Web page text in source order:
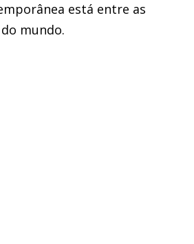
está entre as
mundo.